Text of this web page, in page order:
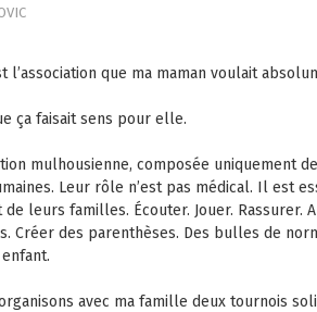
l’association que ma maman voulait
ça faisait sens pour elle.
mulhousienne, composée uniquement
Leur rôle n’est pas médical. Il est
de leurs familles. Écouter. Jouer. Rassurer.
Créer des parenthèses. Des bulles de
avec ma famille deux tournois